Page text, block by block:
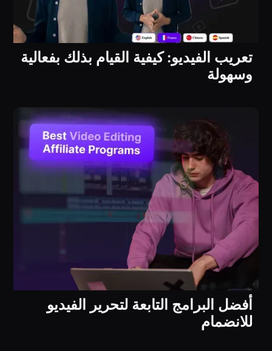
تعريب الفيديو: كيفية القيام بذلك بفعالية
وسهولة
أفضل البرامج التابعة لتحرير الفيديو
للانضمام